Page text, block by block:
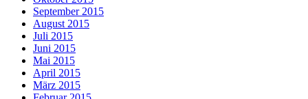
September 2015
August 2015
Juli 2015
Juni 2015
Mai 2015
April 2015
März 2015